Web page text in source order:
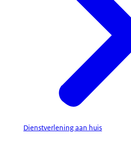
Dienstverlening aan huis